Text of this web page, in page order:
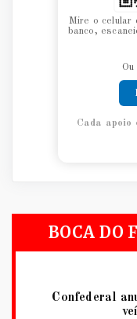
Mire o celular
banco,
Cada apoio
BOCA DO
Confederal